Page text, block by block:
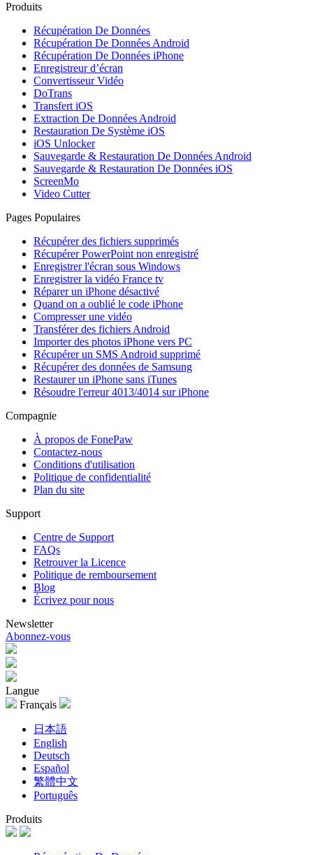
Produits
Récupération De Données
Récupération De Données Android
Récupération De Données iPhone
Enregistreur d’écran
Convertisseur Vidéo
DoTrans
Transfert iOS
Extraction De Données Android
Restauration De Système iOS
iOS Unlocker
Sauvegarde & Restauration De Données Android
Sauvegarde & Restauration De Données iOS
ScreenMo
Video Cutter
Pages Populaires
Récupérer des fichiers supprimés
Récupérer PowerPoint non enregistré
Enregistrer l'écran sous Windows
Enregistrer la vidéo France tv
Réparer un iPhone désactivé
Quand on a oublié le code iPhone
Compresser une vidéo
Transférer des fichiers Android
Importer des photos iPhone vers PC
Récupérer un SMS Android supprimé
Récupérer des données de Samsung
Restaurer un iPhone sans iTunes
Résoudre l'erreur 4013/4014 sur iPhone
Compagnie
À propos de FonePaw
Contactez-nous
Conditions d'utilisation
Politique de confidentialité
Plan du site
Support
Centre de Support
FAQs
Retrouver la Licence
Politique de remboursement
Blog
Écrivez pour nous
Newsletter
Abonnez-vous
Langue
Français
日本語
English
Deutsch
Español
繁體中文
Português
Produits